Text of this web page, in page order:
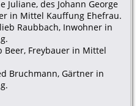
Juliane, des Johann George
in Mittel Kauffung Ehefrau.
Raubbach, Inwohner in
Beer, Freybauer in Mittel
Bruchmann, Gärtner in